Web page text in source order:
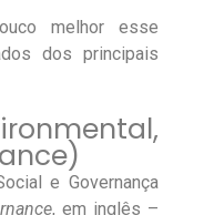
melhor esse
dos principais
e Governança
, em inglês –